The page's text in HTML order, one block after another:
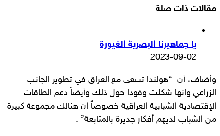
مقالات ذات صلة
يا جماهيرنا البصرية الغيورة
2023-09-02
وأضاف، أن “هولندا تسعى مع العراق في تطوير الجانب
الزراعي وانها شكلت وفودا حول ذلك وأيضاً دعم الطاقات
الإقتصادية الشبابية العراقية خصوصاً ان هنالك مجموعة كبيرة
من الشباب لديهم أفكار جديرة بالمتابعة” .